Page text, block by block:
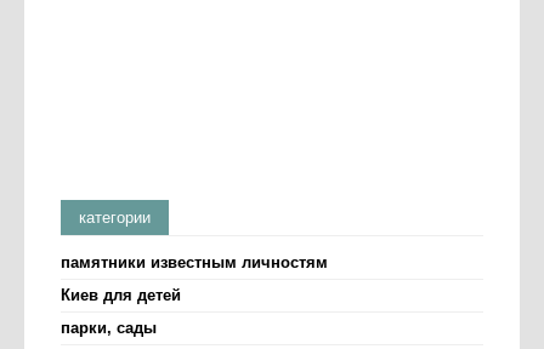
категории
памятники известным личностям
Киев для детей
парки, сады